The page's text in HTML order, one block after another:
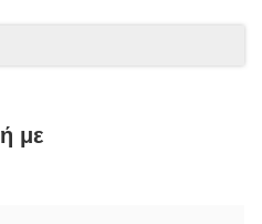
με